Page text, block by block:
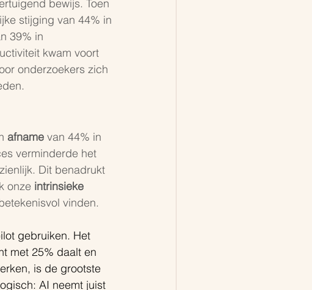
bewijs. Toen
stijging van 44% in
39% in
kwam voort
onderzoekers zich
afname van 44% in
verminderde het
Dit benadrukt
onze intrinsieke
vinden.
gebruiken. Het
met 25% daalt en
is de grootste
AI neemt juist